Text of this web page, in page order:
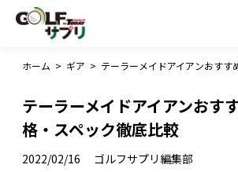
ホーム > ギア >
テーラーメイドアイアンおす
格・スペック徹底比較
2022/02/16 ゴルフサプリ編集部